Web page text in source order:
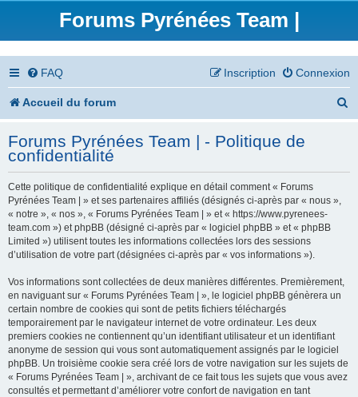
Forums Pyrénées Team |
FAQ Connexion
Inscription
Accueil du forum
h
Forums Pyrénées Team | - Politique de
confidentialité
Cette politique de confidentialité explique en détail comment « Forums
Pyrénées Team | » et ses partenaires affiliés (désignés ci-après par « nous »,
« notre », « nos », « Forums Pyrénées Team | » et « https://www.pyrenees-
team.com ») et phpBB (désigné ci-après par « logiciel phpBB » et « phpBB
Limited ») utilisent toutes les informations collectées lors des sessions
d’utilisation de votre part (désignées ci-après par « vos informations »).
Vos informations sont collectées de deux manières différentes. Premièrement,
en naviguant sur « Forums Pyrénées Team | », le logiciel phpBB génèrera un
certain nombre de cookies qui sont de petits fichiers téléchargés
temporairement par le navigateur internet de votre ordinateur. Les deux
premiers cookies ne contiennent qu’un identifiant utilisateur et un identifiant
anonyme de session qui vous sont automatiquement assignés par le logiciel
phpBB. Un troisième cookie sera créé lors de votre navigation sur les sujets de
« Forums Pyrénées Team | », archivant de ce fait tous les sujets que vous avez
consultés et permettant d’améliorer votre confort de navigation en tant